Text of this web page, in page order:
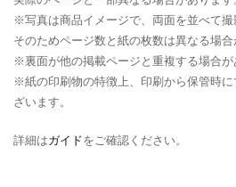
※写真は商品イメージで、両面を並べて撮
そのためページ数と紙の枚数は異なる場合
※裏面が他の掲載ページと重複する場合が
※紙の印刷物の特徴上、印刷から保管時
ざいます。
詳細はガイドをご確認ください。